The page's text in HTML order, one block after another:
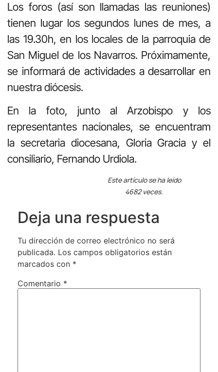
Los foros (así son llamadas las reuniones)
tienen lugar los segundos lunes de mes, a
las 19.30h, en los locales de la parroquia de
San Miguel de los Navarros. Próximamente,
se informará de actividades a desarrollar en
nuestra diócesis.
En la foto, junto al Arzobispo y los
representantes nacionales, se encuentram
la secretaria diocesana, Gloria Gracia y el
consiliario, Fernando Urdiola.
Este artículo se ha leído
4682 veces.
Deja una respuesta
Tu dirección de correo electrónico no será
publicada. Los campos obligatorios están
marcados con *
Comentario *